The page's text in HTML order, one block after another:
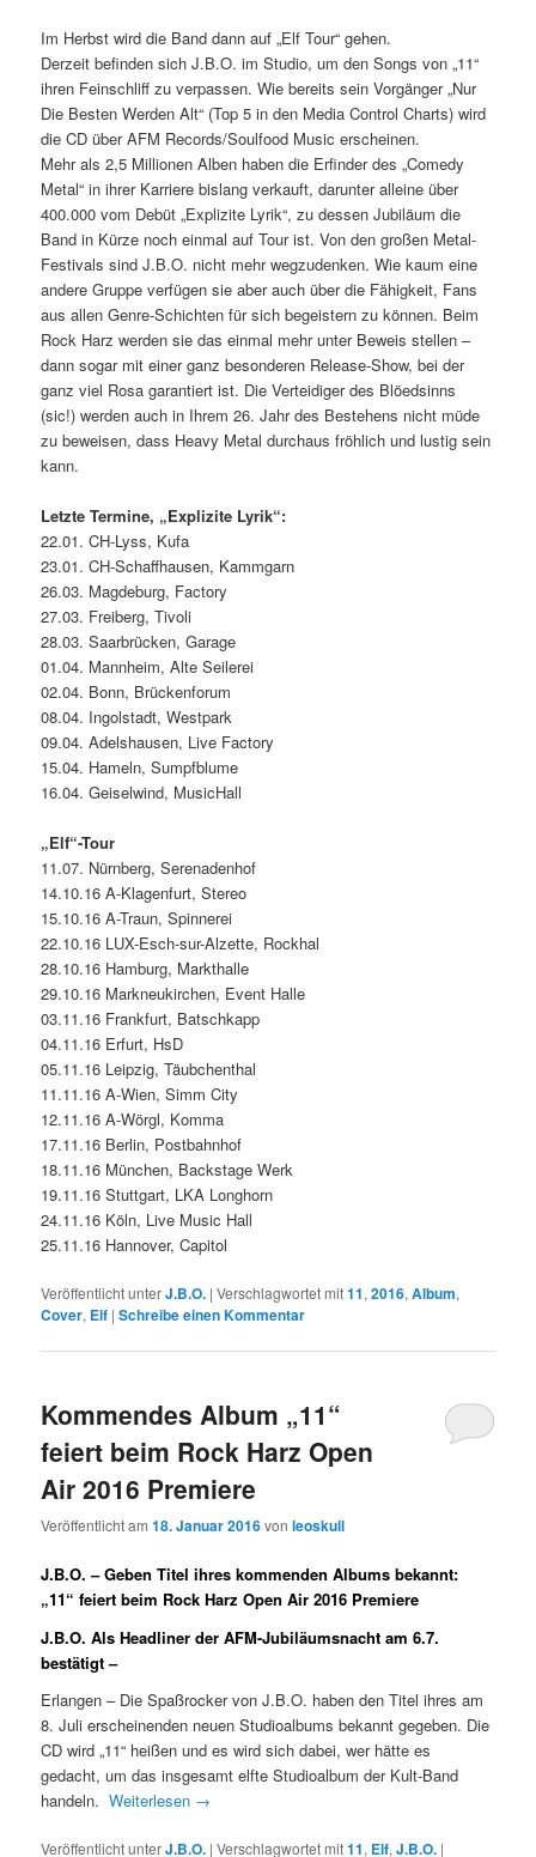
Im Herbst wird die Band dann auf „Elf Tour“ gehen.
Derzeit befinden sich J.B.O. im Studio, um den Songs von „11“
ihren Feinschliff zu verpassen. Wie bereits sein Vorgänger „Nur
Die Besten Werden Alt“ (Top 5 in den Media Control Charts) wird
die CD über AFM Records/Soulfood Music erscheinen.
Mehr als 2,5 Millionen Alben haben die Erfinder des „Comedy
Metal“ in ihrer Karriere bislang verkauft, darunter alleine über
400.000 vom Debüt „Explizite Lyrik“, zu dessen Jubiläum die
Band in Kürze noch einmal auf Tour ist. Von den großen Metal-
Festivals sind J.B.O. nicht mehr wegzudenken. Wie kaum eine
andere Gruppe verfügen sie aber auch über die Fähigkeit, Fans
aus allen Genre-Schichten für sich begeistern zu können. Beim
Rock Harz werden sie das einmal mehr unter Beweis stellen –
dann sogar mit einer ganz besonderen Release-Show, bei der
ganz viel Rosa garantiert ist. Die Verteidiger des Blöedsinns
(sic!) werden auch in Ihrem 26. Jahr des Bestehens nicht müde
zu beweisen, dass Heavy Metal durchaus fröhlich und lustig sein
kann.
Letzte Termine, „Explizite Lyrik“:
22.01. CH-Lyss, Kufa
23.01. CH-Schaffhausen, Kammgarn
26.03. Magdeburg, Factory
27.03. Freiberg, Tivoli
28.03. Saarbrücken, Garage
01.04. Mannheim, Alte Seilerei
02.04. Bonn, Brückenforum
08.04. Ingolstadt, Westpark
09.04. Adelshausen, Live Factory
15.04. Hameln, Sumpfblume
16.04. Geiselwind, MusicHall
„Elf“-Tour
11.07. Nürnberg, Serenadenhof
14.10.16 A-Klagenfurt, Stereo
15.10.16 A-Traun, Spinnerei
22.10.16 LUX-Esch-sur-Alzette, Rockhal
28.10.16 Hamburg, Markthalle
29.10.16 Markneukirchen, Event Halle
03.11.16 Frankfurt, Batschkapp
04.11.16 Erfurt, HsD
05.11.16 Leipzig, Täubchenthal
11.11.16 A-Wien, Simm City
12.11.16 A-Wörgl, Komma
17.11.16 Berlin, Postbahnhof
18.11.16 München, Backstage Werk
19.11.16 Stuttgart, LKA Longhorn
24.11.16 Köln, Live Music Hall
25.11.16 Hannover, Capitol
Veröffentlicht unterJ.B.O. |Verschlagwortet mit11,2016,Album,
Cover, Elf |Schreibe einen Kommentar
Kommendes Album „11“
feiert beim Rock Harz Open
Air 2016 Premiere
Veröffentlicht am18. Januar 2016vonleoskull
J.B.O. – Geben Titel ihres kommenden Albums bekannt:
„11“ feiert beim Rock Harz Open Air 2016 Premiere
J.B.O. Als Headliner der AFM-Jubiläumsnacht am 6.7.
bestätigt –
Erlangen – Die Spaßrocker von J.B.O. haben den Titel ihres am
8. Juli erscheinenden neuen Studioalbums bekannt gegeben. Die
CD wird „11“ heißen und es wird sich dabei, wer hätte es
gedacht, um das insgesamt elfte Studioalbum der Kult-Band
handeln.Weiterlesen →
Veröffentlicht unterJ.B.O. |Verschlagwortet mit11, Elf,J.B.O. |